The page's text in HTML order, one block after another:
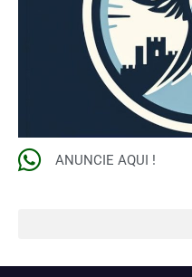
ANUNCIE AQUI !